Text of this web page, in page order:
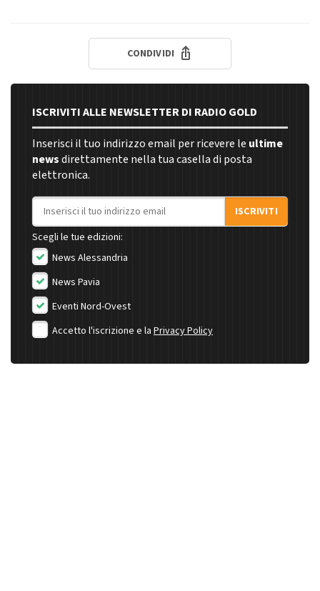
CONDIVIDI
ISCRIVITI ALLE NEWSLETTER DI RADIO GOLD
Inserisci il tuo indirizzo email per ricevere le ultime
newsdirettamente nella tua casella di posta
elettronica.
Indirizzo email
ISCRIVITI
Scegli le tue edizioni:
News Alessandria
News Pavia
Eventi Nord-Ovest
Accetto l'iscrizione e la Privacy Policy